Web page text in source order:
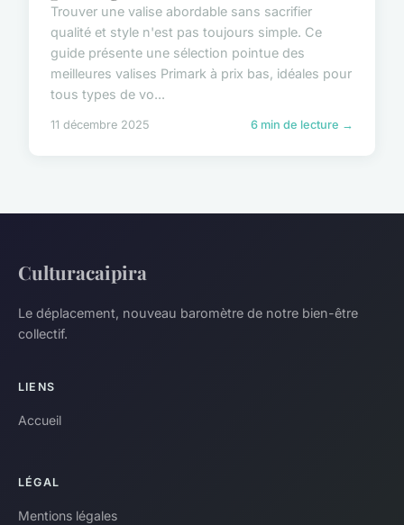
Trouver une valise abordable sans sacrifier
qualité et style n'est pas toujours simple. Ce
guide présente une sélection pointue des
meilleures valises Primark à prix bas, idéales pour
tous types de vo...
11 décembre 2025 6 min de lecture →
Culturacaipira
Le déplacement, nouveau baromètre de notre bien-être
collectif.
LIENS
Accueil
LÉGAL
Mentions légales